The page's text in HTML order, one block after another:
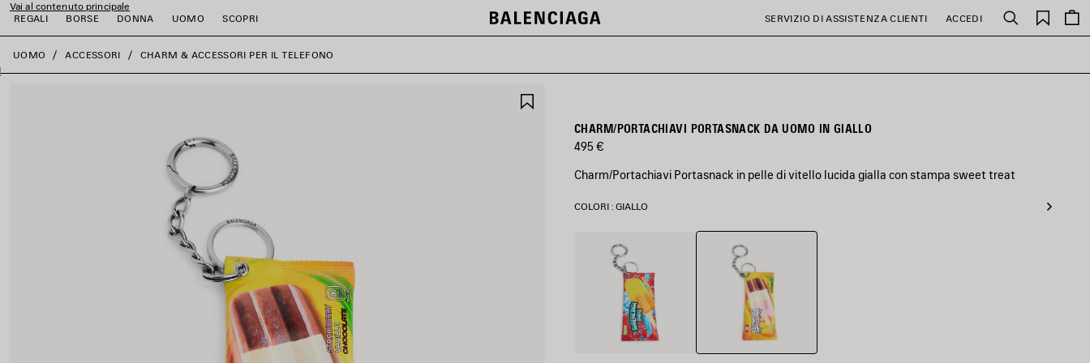
Vai al contenuto principale
REGALI
BORSE DONNA UOMO SCOPRI SERVIZIO DI ASSISTENZA CLIENTI ACCEDI Cerca
close the banner
UOMO ACCESSORI CHARM & ACCESSORI PER IL TELEFONO
PREFERITICHARM/PORTACHIAVI PORTASNACK DA UOMO IN GIALLO
495 €
Charm/Portachiavi Portasnack in pelle di vitello lucida gialla con stampa sweet treat
COLORI : GIALLO
Giallo